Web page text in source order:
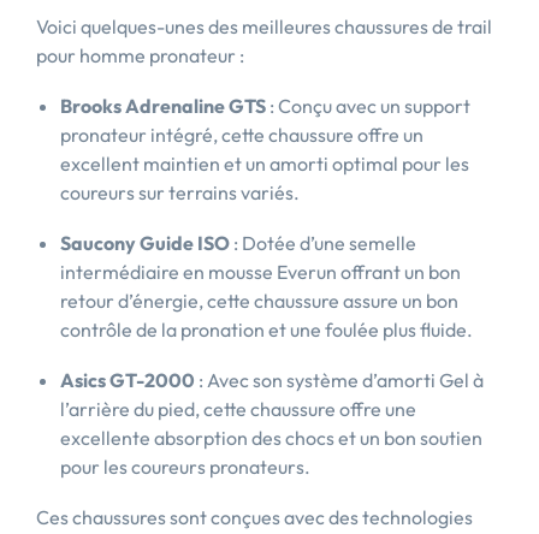
Voici quelques-unes des meilleures chaussures de trail
pour homme pronateur :
Brooks Adrenaline GTS : Conçu avec un support
pronateur intégré, cette chaussure offre un
excellent maintien et un amorti optimal pour les
coureurs sur terrains variés.
Saucony Guide ISO : Dotée d’une semelle
intermédiaire en mousse Everun offrant un bon
retour d’énergie, cette chaussure assure un bon
contrôle de la pronation et une foulée plus fluide.
Asics GT-2000 : Avec son système d’amorti Gel à
l’arrière du pied, cette chaussure offre une
excellente absorption des chocs et un bon soutien
pour les coureurs pronateurs.
Ces chaussures sont conçues avec des technologies